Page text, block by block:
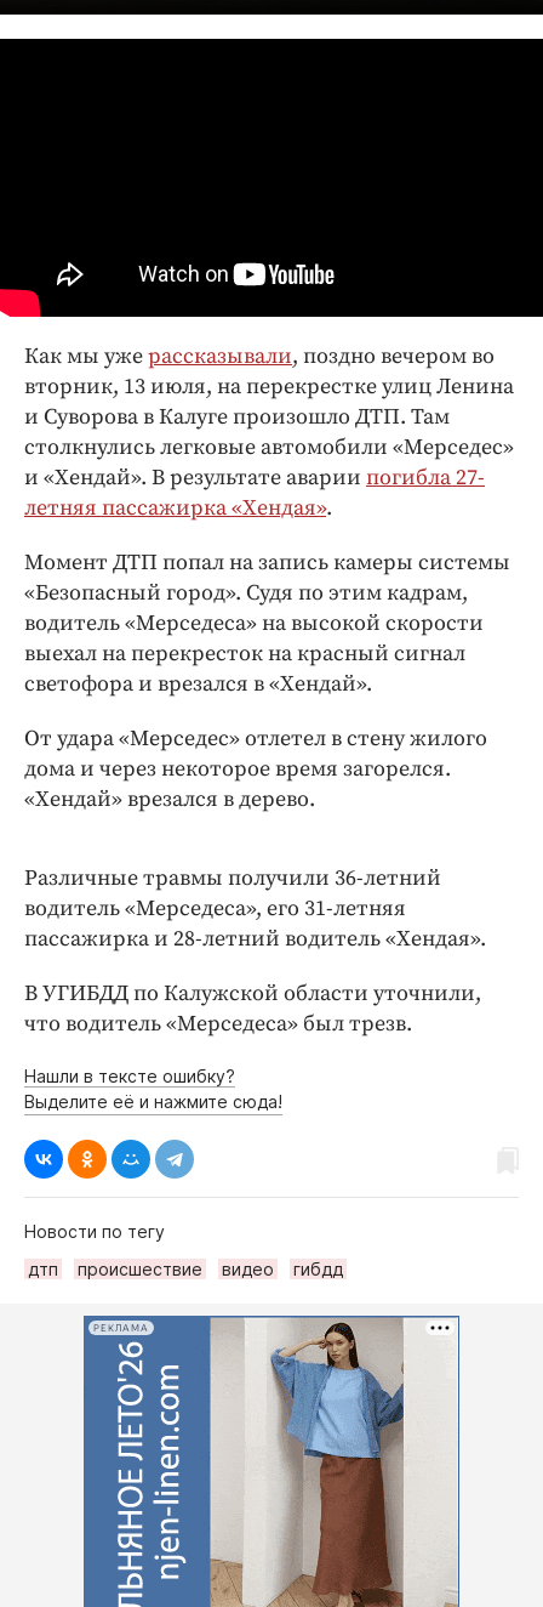
Клиника года
Как мы ужерассказывали, поздно вечером во
вторник, 13 июля, на перекрестке улиц Ленина
и Суворова в Калуге произошло ДТП. Там
столкнулись легковые автомобили «Мерседес»
и «Хендай». В результате аварии погибла 27-
летняя пассажирка «Хендая».
Момент ДТП попал на запись камеры системы
«Безопасный город». Судя по этим кадрам,
водитель «Мерседеса» на высокой скорости
выехал на перекресток на красный сигнал
светофора и врезался в «Хендай».
От удара «Мерседес» отлетел в стену жилого
дома и через некоторое время загорелся.
«Хендай» врезался в дерево.
Различные травмы получили 36-летний
водитель «Мерседеса», его 31-летняя
пассажирка и 28-летний водитель «Хендая».
В УГИБДД по Калужской области уточнили,
что водитель «Мерседеса» был трезв.
Нашли в тексте ошибку?
Выделите её и нажмите сюда!
Новости по тегу
дтп
происшествие видео гибдд
РЕКЛАМА